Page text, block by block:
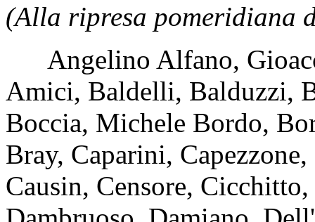
(Alla ripresa pomeridiana
Angelino Alfano,
Amici, Baldelli, Balduzzi,
Boccia, Michele Bordo,
Bray, Caparini,
Causin, Censore,